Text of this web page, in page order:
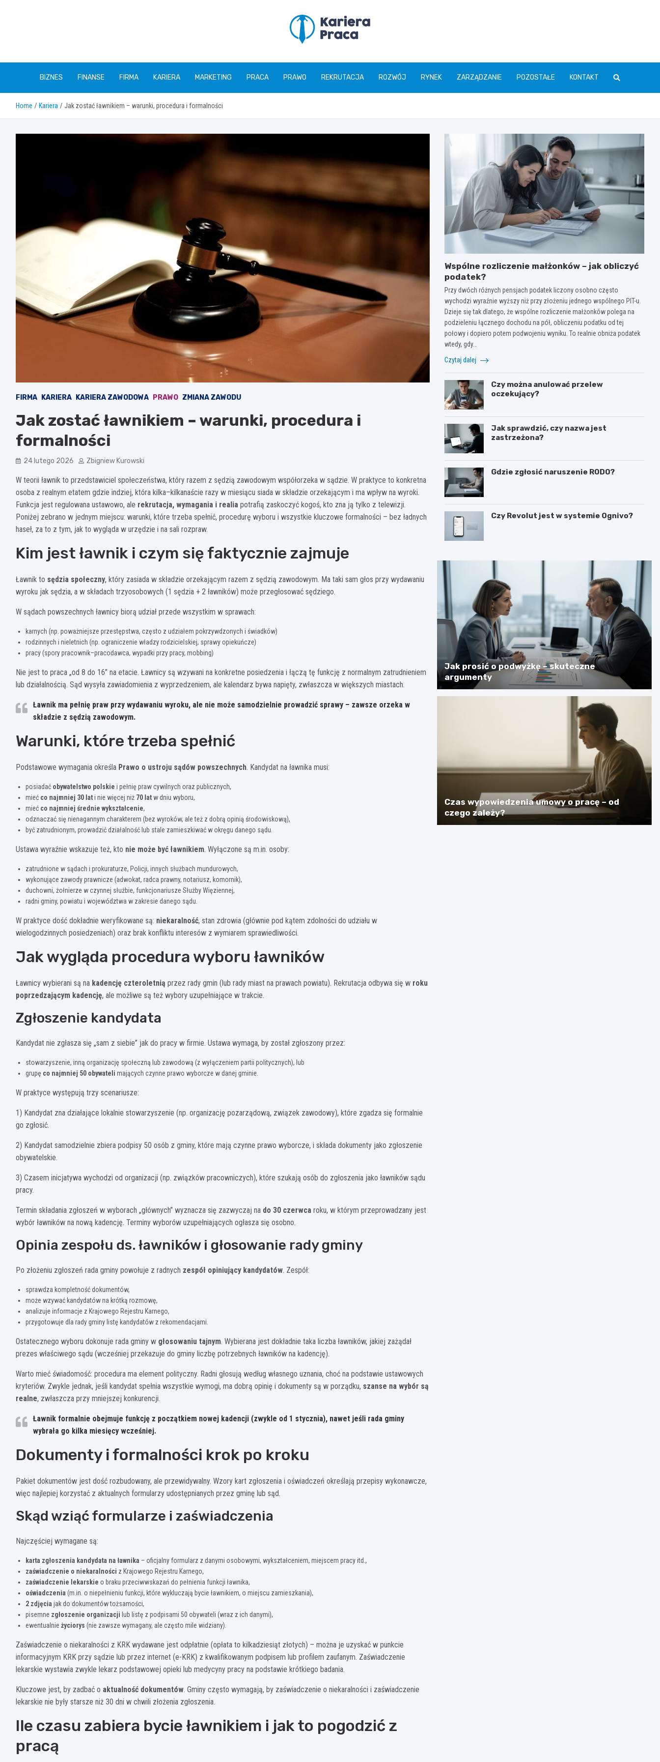
karierapraca.pl
BIZNES FINANSE FIRMA KARIERA MARKETING PRACA PRAWO REKRUTACJA ROZWÓJ RYNEK ZARZĄDZANIE POZOSTAŁE KONTAKT
Home Kariera Jak zostać ławnikiem – warunki, procedura i formalności
FIRMA KARIERA KARIERA ZAWODOWA PRAWO ZMIANA ZAWODU
Jak zostać ławnikiem – warunki, procedura i
formalności
24 lutego 2026 Zbigniew Kurowski
W teorii ławnik to przedstawiciel społeczeństwa, który razem z sędzią zawodowym współorzeka w sądzie. W praktyce to konkretna
osoba z realnym etatem gdzie indziej, która kilka–kilkanaście razy w miesiącu siada w składzie orzekającym i ma wpływ na wyroki.
Funkcja jest regulowana ustawowo, ale rekrutacja, wymagania i realia potrafią zaskoczyć kogoś, kto zna ją tylko z telewizji.
Poniżej zebrano w jednym miejscu: warunki, które trzeba spełnić, procedurę wyboru i wszystkie kluczowe formalności – bez ładnych
haseł, za to z tym, jak to wygląda w urzędzie i na sali rozpraw.
Kim jest ławnik i czym się faktycznie zajmuje
Ławnik to sędzia społeczny, który zasiada w składzie orzekającym razem z sędzią zawodowym. Ma taki sam głos przy wydawaniu
wyroku jak sędzia, a w składach trzyosobowych (1 sędzia + 2 ławników) może przegłosować sędziego.
W sądach powszechnych ławnicy biorą udział przede wszystkim w sprawach:
karnych (np. poważniejsze przestępstwa, często z udziałem pokrzywdzonych i świadków)
rodzinnych i nieletnich (np. ograniczenie władzy rodzicielskiej, sprawy opiekuńcze)
pracy (spory pracownik–pracodawca, wypadki przy pracy, mobbing)
Nie jest to praca „od 8 do 16” na etacie. Ławnicy są wzywani na konkretne posiedzenia i łączą tę funkcję z normalnym zatrudnieniem
lub działalnością. Sąd wysyła zawiadomienia z wyprzedzeniem, ale kalendarz bywa napięty, zwłaszcza w większych miastach.
Ławnik ma pełnię praw przy wydawaniu wyroku, ale nie może samodzielnie prowadzić sprawy – zawsze orzeka w
składzie z sędzią zawodowym.
Warunki, które trzeba spełnić
Podstawowe wymagania określa Prawo o ustroju sądów powszechnych. Kandydat na ławnika musi:
posiadać obywatelstwo polskie i pełnię praw cywilnych oraz publicznych,
mieć co najmniej 30 lati nie więcej niż 70 lat w dniu wyboru,
mieć co najmniej średnie wykształcenie,
odznaczać się nienagannym charakterem (bez wyroków, ale też z dobrą opinią środowiskową),
być zatrudnionym, prowadzić działalność lub stale zamieszkiwać w okręgu danego sądu.
Ustawa wyraźnie wskazuje też, kto nie może być ławnikiem. Wyłączone są m.in. osoby:
zatrudnione w sądach i prokuraturze, Policji, innych służbach mundurowych,
wykonujące zawody prawnicze (adwokat, radca prawny, notariusz, komornik),
duchowni, żołnierze w czynnej służbie, funkcjonariusze Służby Więziennej,
radni gminy, powiatu i województwa w zakresie danego sądu.
W praktyce dość dokładnie weryfikowane są: niekaralność, stan zdrowia (głównie pod kątem zdolności do udziału w
wielogodzinnych posiedzeniach) oraz brak konfliktu interesów z wymiarem sprawiedliwości.
Jak wygląda procedura wyboru ławników
Ławnicy wybierani są na kadencję czteroletnią przez rady gmin (lub rady miast na prawach powiatu). Rekrutacja odbywa się w roku
poprzedzającym kadencję, ale możliwe są też wybory uzupełniające w trakcie.
Zgłoszenie kandydata
Kandydat nie zgłasza się „sam z siebie” jak do pracy w firmie. Ustawa wymaga, by został zgłoszony przez:
stowarzyszenie, inną organizację społeczną lub zawodową (z wyłączeniem partii politycznych), lub
grupę co najmniej 50 obywateli mających czynne prawo wyborcze w danej gminie.
W praktyce występują trzy scenariusze:
1) Kandydat zna działające lokalnie stowarzyszenie (np. organizację pozarządową, związek zawodowy), które zgadza się formalnie
go zgłosić.
2) Kandydat samodzielnie zbiera podpisy 50 osób z gminy, które mają czynne prawo wyborcze, i składa dokumenty jako zgłoszenie
obywatelskie.
3) Czasem inicjatywa wychodzi od organizacji (np. związków pracowniczych), które szukają osób do zgłoszenia jako ławników sądu
pracy.
Termin składania zgłoszeń w wyborach „głównych” wyznacza się zazwyczaj na do 30 czerwca roku, w którym przeprowadzany jest
wybór ławników na nową kadencję. Terminy wyborów uzupełniających ogłasza się osobno.
Opinia zespołu ds. ławników i głosowanie rady gminy
Po złożeniu zgłoszeń rada gminy powołuje z radnych zespół opiniujący kandydatów. Zespół:
sprawdza kompletność dokumentów,
może wzywać kandydatów na krótką rozmowę,
analizuje informacje z Krajowego Rejestru Karnego,
przygotowuje dla rady gminy listę kandydatów z rekomendacjami.
Ostatecznego wyboru dokonuje rada gminy w głosowaniu tajnym. Wybierana jest dokładnie taka liczba ławników, jakiej zażądał
prezes właściwego sądu (wcześniej przekazuje do gminy liczbę potrzebnych ławników na kadencję).
Warto mieć świadomość: procedura ma element polityczny. Radni głosują według własnego uznania, choć na podstawie ustawowych
kryteriów. Zwykle jednak, jeśli kandydat spełnia wszystkie wymogi, ma dobrą opinię i dokumenty są w porządku, szanse na wybór są
realne, zwłaszcza przy mniejszej konkurencji.
Ławnik formalnie obejmuje funkcję z początkiem nowej kadencji (zwykle od 1 stycznia), nawet jeśli rada gminy
wybrała go kilka miesięcy wcześniej.
Dokumenty i formalności krok po kroku
Pakiet dokumentów jest dość rozbudowany, ale przewidywalny. Wzory kart zgłoszenia i oświadczeń określają przepisy wykonawcze,
więc najlepiej korzystać z aktualnych formularzy udostępnianych przez gminę lub sąd.
Skąd wziąć formularze i zaświadczenia
Najczęściej wymagane są:
karta zgłoszenia kandydata na ławnika – oficjalny formularz z danymi osobowymi, wykształceniem, miejscem pracy itd.,
zaświadczenie o niekaralności z Krajowego Rejestru Karnego,
zaświadczenie lekarskie o braku przeciwwskazań do pełnienia funkcji ławnika,
oświadczenia (m.in. o niepełnieniu funkcji, które wykluczają bycie ławnikiem, o miejscu zamieszkania),
2 zdjęcia jak do dokumentów tożsamości,
pisemne zgłoszenie organizacji lub listę z podpisami 50 obywateli (wraz z ich danymi),
ewentualnie życiorys (nie zawsze wymagany, ale często mile widziany).
Zaświadczenie o niekaralności z KRK wydawane jest odpłatnie (opłata to kilkadziesiąt złotych) – można je uzyskać w punkcie
informacyjnym KRK przy sądzie lub przez internet (e-KRK) z kwalifikowanym podpisem lub profilem zaufanym. Zaświadczenie
lekarskie wystawia zwykle lekarz podstawowej opieki lub medycyny pracy na podstawie krótkiego badania.
Kluczowe jest, by zadbać o aktualność dokumentów. Gminy często wymagają, by zaświadczenie o niekaralności i zaświadczenie
lekarskie nie były starsze niż 30 dni w chwili złożenia zgłoszenia.
Ile czasu zabiera bycie ławnikiem i jak to pogodzić z
pracą
Wspólne rozliczenie małżonków – jak obliczyć
podatek?
Przy dwóch różnych pensjach podatek liczony osobno często
wychodzi wyraźnie wyższy niż przy złożeniu jednego wspólnego PIT-u.
Dzieje się tak dlatego, że wspólne rozliczenie małżonków polega na
podzieleniu łącznego dochodu na pół, obliczeniu podatku od tej
połowy i dopiero potem podwojeniu wyniku. To realnie obniża podatek
wtedy, gdy…
Czytaj dalej
Czy można anulować przelew
oczekujący?
Jak sprawdzić, czy nazwa jest
zastrzeżona?
Gdzie zgłosić naruszenie RODO?
Czy Revolut jest w systemie Ognivo?
Jak prosić o podwyżkę – skuteczne
argumenty
Czas wypowiedzenia umowy o pracę – od
czego zależy?